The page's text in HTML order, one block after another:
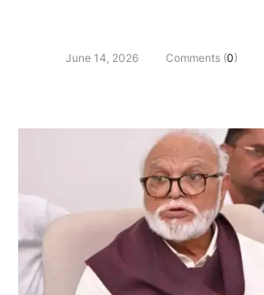
June 14, 2026 Comments (0)